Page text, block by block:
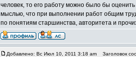
человек, то его работу можно было бы
мыслью, что при выполнении работ общим
по понятиям старшинства, авторитета и
Добавлено: Вс Июл 10, 2011 3:18 am Заголовок